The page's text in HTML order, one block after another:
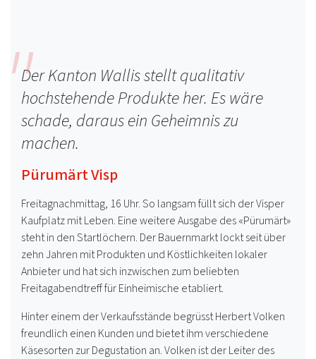
Der Kanton Wallis stellt qualitativ
hochstehende Produkte her. Es wäre
schade, daraus ein Geheimnis zu
machen.
Pürumärt Visp
Freitagnachmittag, 16 Uhr. So langsam füllt sich der Visper
Kaufplatz mit Leben. Eine weitere Ausgabe des «Pürumärt»
steht in den Startlöchern. Der Bauernmarkt lockt seit über
zehn Jahren mit Produkten und Köstlichkeiten lokaler
Anbieter und hat sich inzwischen zum beliebten
Freitagabendtreff für Einheimische etabliert.
Hinter einem der Verkaufsstände begrüsst Herbert Volken
freundlich einen Kunden und bietet ihm verschiedene
Käsesorten zur Degustation an. Volken ist der Leiter des